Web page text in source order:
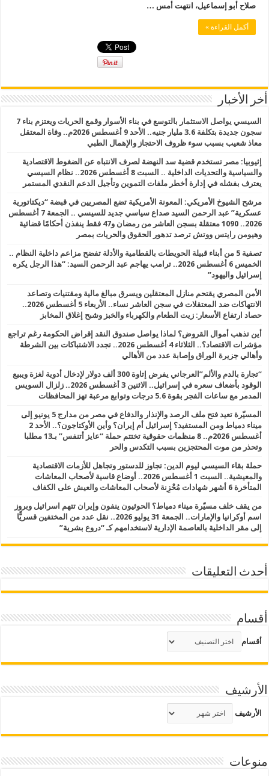
صلاح أبو إسماعيل، انتهت أمس …
أكمل القراءة »
أخر الأخبار
السيسي يواصل الاستثمار بالتوسع في بناء الأسوار وقمع الحريات ويعتزم بناء 7
سجون جديدة بتكلفة 3.6 مليار جنيه.. الأحد 9 أغسطس 2026م.. وفاة المعتقل
معاذ شعيب بسبب سوء ظروف الاحتجاز والإهمال الطبي
إثيوبيا: مصر تستخدم قضية سد النهضة لصرف الانتباه عن الضغوط الاقتصادية
والسياسية والتحديات الداخلية .. السبت 8 أغسطس 2026.. نظام السيسي
يعترف بفشله في إدارة أخطر ملفات التموين وتأجيل الدعم النقدي المستمر
مرشح الشيوخ الأمريكي: المعونة الأمريكية تضع المصريين في قبضة “ديكتاتورية
عسكرية” عبد الرحمن السيد صداع سياسي جديد للسيسي .. الجمعة 7 أغسطس
2026.. 1090 معتقلة بسجن العاشر من رمضان و47 فقط ينفذن أحكامًا قضائية
وهيومن رايتس ووتش ترصد تدهور الحقوق والحريات بمصر
تصفية 5 من أبناء قبيلة الحويطات بالقطامية والأدلة تفضح مزاعم داخلية النظام ..
الخميس 6 أغسطس 2026.. ترامب يهاجم عبد الرحمن السيد: “هذا الرجل يكره
إسرائيل واليهود”
الأمن المصري يقتحم منازل المعتقلين ويسرق مبالغ مالية ومقتنيات وتصاعد
الانتهاكات ضد المعتقلات في سجن العاشر نساء.. الأربعاء 5 أغسطس 2026..
حصاد ارتفاع الأسعار: زيت الطعام والكهرباء والخبز وشبح إغلاق المخابز
أين تذهب أموال القروض؟ لماذا يواصل صندوق النقد إقراض الحكومة رغم تراجع
مؤشرات الاقتصاد؟.. الثلاثاء 4 أغسطس 2026.. تجدد الاشتباكات بين الشرطة
وأهالي جزيرة الوراق وإصابة عدد من الأهالي
“تجارة بالدم والألم”العرجاني يفرض إتاوة 300 ألف دولار لإدخال أدوية لغزة ويبيع
الوقود بأضعاف سعره في إسرائيل.. الاثنين 3 أغسطس 2026.. زلزال السويس
المدمر مع ساعات الفجر بقوة 5.6 درجات وتوابع مرعبة تهز المحافظات
المسيّرة تعيد فتح ملف الرصد والإنذار والدفاع في مصر من مدارج 5 يونيو إلى
ميناء دمياط ومن المستفيد؟ إسرائيل أم إيران؟ وأين الأوكتاجون؟.. الأحد 2
أغسطس 2026م.. 8 منظمات حقوقية تختتم حملة “عايز أتنفس” بـ13 مطلبا
وتحذر من موت المحتجزين بسبب التكدس والحر
حملة بقاء السيسي ليوم الدين: تجاوز للدستور وتجاهل للأزمات الاقتصادية
والمعيشية.. السبت 1 أغسطس 2026.. أوضاع قاسية لأصحاب المعاشات
المتأخرة 6 أشهر شهادات مُحْزِنة لأصحاب المعاشات والعيش على الكفاف
من يقف خلف مسيّرة ميناء دمياط؟ الحوثيون ينفون وإيران تتهم اسرائيل وبروز
اسم أوكرانيا والإمارات.. الجمعة 31 يوليو 2026.. نقل عدد من المختفين قسريًّا
إلى مقر الداخلية بالعاصمة الإدارية لاستخدامهم كـ “دروع بشرية”
أحدث التعليقات
أقسام
أقسام
الأرشيف
الأرشيف
منوعات